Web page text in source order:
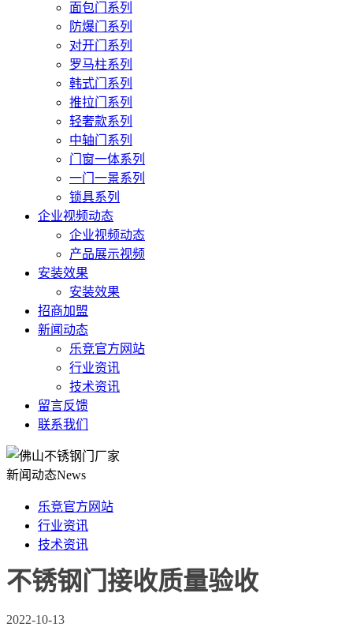
面包门系列
防爆门系列
对开门系列
罗马柱系列
韩式门系列
推拉门系列
轻奢款系列
中轴门系列
门窗一体系列
一门一景系列
锁具系列
企业视频动态
企业视频动态
产品展示视频
安装效果
安装效果
招商加盟
新闻动态
乐竞官方网站
行业资讯
技术资讯
留言反馈
联系我们
新闻动态News
乐竞官方网站
行业资讯
技术资讯
不锈钢门接收质量验收
2022-10-13